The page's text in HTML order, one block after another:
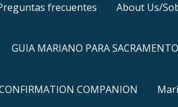
frecuentes About Us/
GUIA MARIANO PARA
COMPANION